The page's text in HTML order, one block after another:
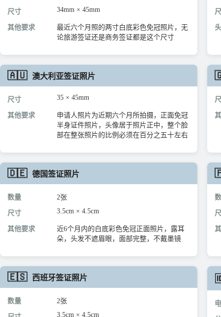
尺寸 34mm × 45mm
其他要求
最近六个月照的两寸白底彩色免冠照片，无
论旅游签证还是商务签证都是这个尺寸
🇦🇺 澳大利亚签证照片
尺寸 35 × 45mm
其他要求
申请人照片为近期六个月所拍摄，正面免冠
半身证件照片，头像居于照片正中，整个脸
部在整张照片的比例必须在百分之五十左右
🇩🇪 德国签证照片
数量 2张
尺寸 3.5cm × 4.5cm
其他要求
近6个月内的白底彩色免冠正面照片，露耳
朵，头发不遮眉眼，面部完整，不戴墨镜
🇪🇸 西班牙签证照片
数量 2张
3.5cm × 4.5cm